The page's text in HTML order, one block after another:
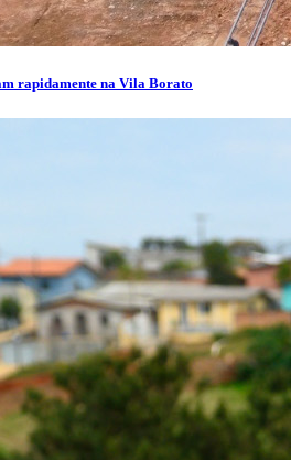
rapidamente na Vila Borato